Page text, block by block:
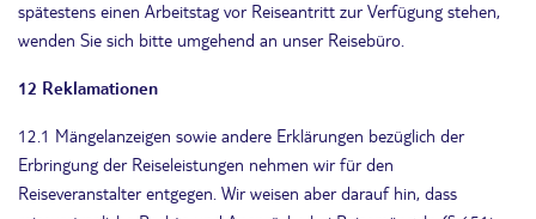
spätestens einen Arbeitstag vor Reiseantritt zur Verfügung stehen,
wenden Sie sich bitte umgehend an unser Reisebüro.
12 Reklamationen
12.1 Mängelanzeigen sowie andere Erklärungen bezüglich der
Erbringung der Reiseleistungen nehmen wir für den
Reiseveranstalter entgegen. Wir weisen aber darauf hin, dass